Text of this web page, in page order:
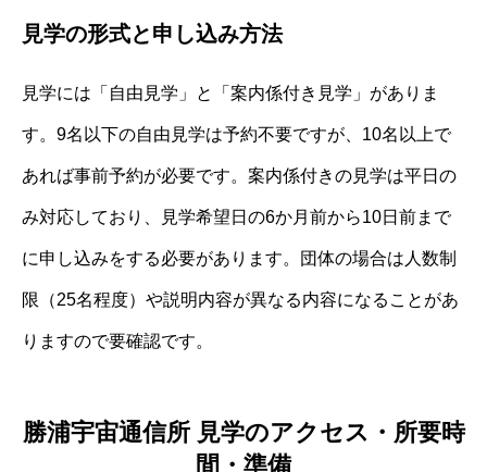
見学の形式と申し込み方法
見学には「自由見学」と「案内係付き見学」がありま
す。9名以下の自由見学は予約不要ですが、10名以上で
あれば事前予約が必要です。案内係付きの見学は平日の
み対応しており、見学希望日の6か月前から10日前まで
に申し込みをする必要があります。団体の場合は人数制
限（25名程度）や説明内容が異なる内容になることがあ
りますので要確認です。
勝浦宇宙通信所 見学のアクセス・所要時
間・準備